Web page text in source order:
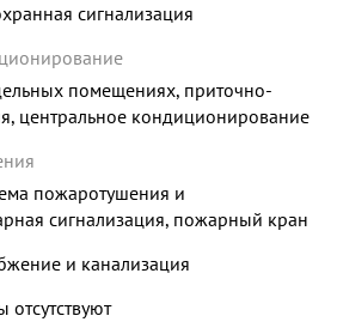
сигнализация
помещениях, приточно-
центральное кондиционирование
пожаротушения и
сигнализация, пожарный кран
и канализация